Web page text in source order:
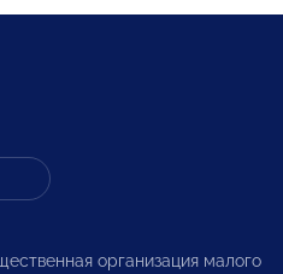
организация малого